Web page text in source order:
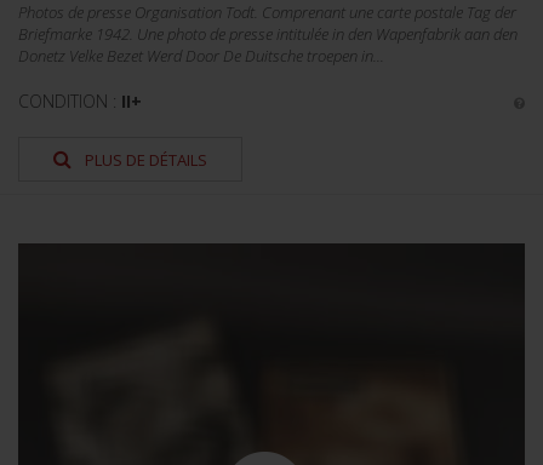
Photos de presse Organisation Todt. Comprenant une carte postale Tag der
Briefmarke 1942. Une photo de presse intitulée in den Wapenfabrik aan den
Donetz Velke Bezet Werd Door De Duitsche troepen in...
CONDITION : II+
PLUS DE DÉTAILS